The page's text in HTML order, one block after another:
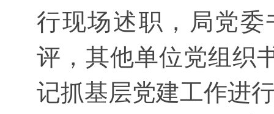
行现场述职，局党
评，其他单位党组织
记抓基层党建工作进